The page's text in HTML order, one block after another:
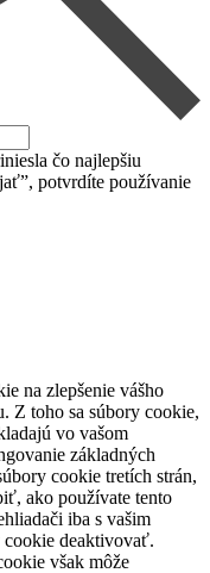
čo najlepšiu
potvrdíte používanie
na zlepšenie vášho
Z toho sa súbory cookie,
vo vašom
základných
cookie tretích strán,
ako používate tento
iba s vašim
cookie deaktivovať.
však môže